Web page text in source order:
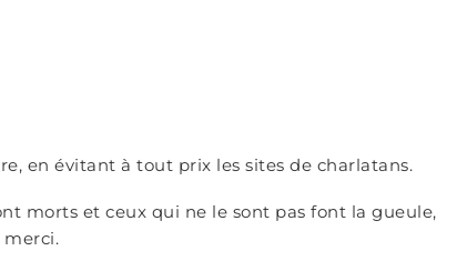
en évitant à tout prix les sites de charlatans.
morts et ceux qui ne le sont pas font la gueule,
merci.